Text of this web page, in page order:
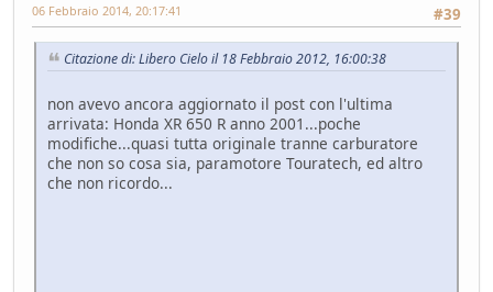
#39
06 Febbraio 2014, 20:17:41
Citazione di: Libero Cielo il 18 Febbraio 2012, 16:00:38
non avevo ancora aggiornato il post con l'ultima
arrivata: Honda XR 650 R anno 2001...poche
modifiche...quasi tutta originale tranne carburatore
che non so cosa sia, paramotore Touratech, ed altro
che non ricordo...